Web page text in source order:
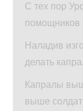
С тех пор
помощников
Наладив
делать
Капралы
выше